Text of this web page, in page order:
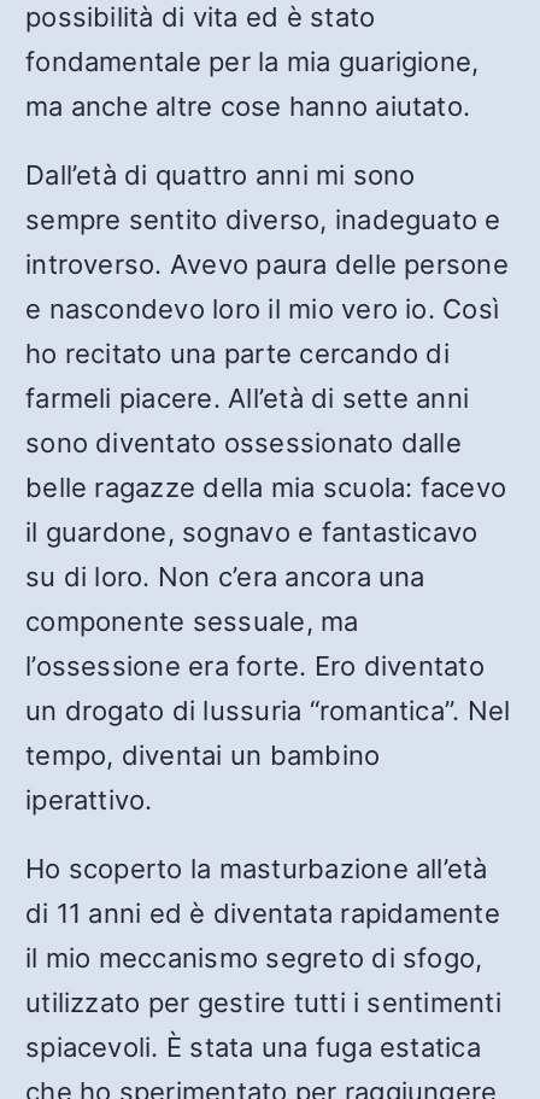
possibilità di vita ed è stato
fondamentale per la mia guarigione,
ma anche altre cose hanno aiutato.
Dall’età di quattro anni mi sono
sempre sentito diverso, inadeguato e
introverso. Avevo paura delle persone
e nascondevo loro il mio vero io. Così
ho recitato una parte cercando di
farmeli piacere. All’età di sette anni
sono diventato ossessionato dalle
belle ragazze della mia scuola: facevo
il guardone, sognavo e fantasticavo
su di loro. Non c’era ancora una
componente sessuale, ma
l’ossessione era forte. Ero diventato
un drogato di lussuria “romantica”. Nel
tempo, diventai un bambino
iperattivo.
Ho scoperto la masturbazione all’età
di 11 anni ed è diventata rapidamente
il mio meccanismo segreto di sfogo,
utilizzato per gestire tutti i sentimenti
spiacevoli. È stata una fuga estatica
che ho sperimentato per raggiungere